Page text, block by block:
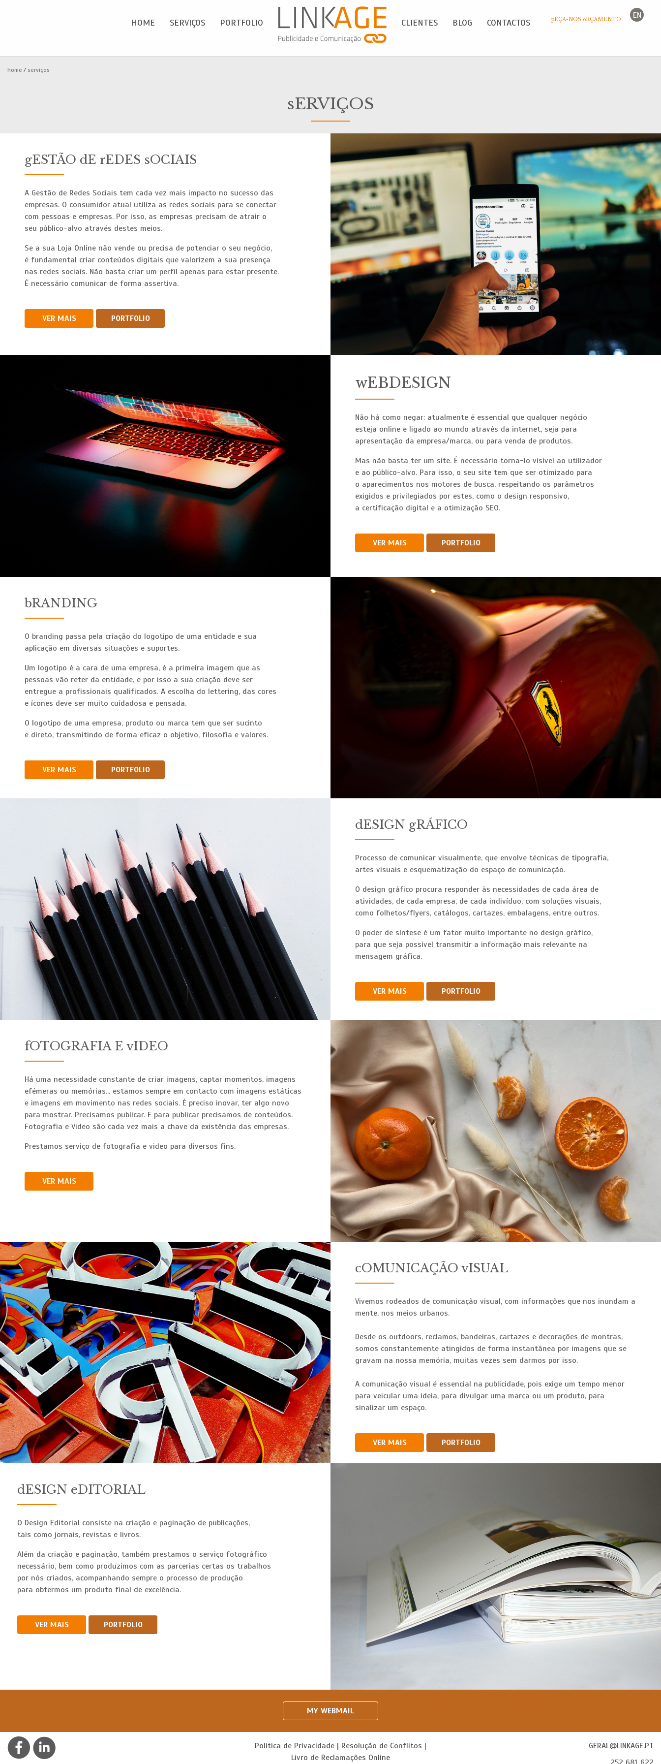
EN
Serviços
Blog
Contactos
HOME SERVIÇOS PORTFOLIO CLIENTES BLOG CONTACTOS pEÇA-NOS oRÇAMENTO
home serviços
sERVIÇOS
gESTÃO dE rEDES sOCIAIS
A Gestão de Redes Sociais tem cada vez mais impacto no sucesso das
empresas. O consumidor atual utiliza as redes sociais para se conectar
com pessoas e empresas. Por isso, as empresas precisam de atrair o
seu público-alvo através destes meios.
Se a sua Loja Online não vende ou precisa de potenciar o seu negócio,
é fundamental criar conteúdos digitais que valorizem a sua presença
nas redes sociais. Não basta criar um perfil apenas para estar presente.
É necessário comunicar de forma assertiva.
VER MAIS PORTFOLIO
wEBDESIGN
Não há como negar: atualmente é essencial que qualquer negócio
esteja online e ligado ao mundo através da internet, seja para
apresentação da empresa/marca, ou para venda de produtos.
Mas não basta ter um site. É necessário torna-lo visível ao utilizador
e ao público-alvo. Para isso, o seu site tem que ser otimizado para
o aparecimentos nos motores de busca, respeitando os parâmetros
exigidos e privilegiados por estes, como o design responsivo,
a certificação digital e a otimização SEO.
VER MAIS PORTFOLIO
bRANDING
O branding passa pela criação do logotipo de uma entidade e sua
aplicação em diversas situações e suportes.
Um logotipo é a cara de uma empresa, é a primeira imagem que as
pessoas vão reter da entidade, e por isso a sua criação deve ser
entregue a profissionais qualificados. A escolha do lettering, das cores
e ícones deve ser muito cuidadosa e pensada.
O logotipo de uma empresa, produto ou marca tem que ser sucinto
e direto, transmitindo de forma eficaz o objetivo, filosofia e valores.
VER MAIS PORTFOLIO
dESIGN gRÁFICO
Processo de comunicar visualmente, que envolve técnicas de tipografia,
artes visuais e esquematização do espaço de comunicação.
O design gráfico procura responder às necessidades de cada área de
atividades, de cada empresa, de cada indivíduo, com soluções visuais,
como folhetos/flyers, catálogos, cartazes, embalagens, entre outros.
O poder de síntese é um fator muito importante no design gráfico,
para que seja possível transmitir a informação mais relevante na
mensagem gráfica.
VER MAIS PORTFOLIO
fOTOGRAFIA E vIDEO
Há uma necessidade constante de criar imagens, captar momentos, imagens
efémeras ou memórias... estamos sempre em contacto com imagens estáticas
e imagens em movimento nas redes sociais. É preciso inovar, ter algo novo
para mostrar. Precisamos publicar. E para publicar precisamos de conteúdos.
Fotografia e Video são cada vez mais a chave da existência das empresas.
Prestamos serviço de fotografia e video para diversos fins.
VER MAIS
cOMUNICAÇÃO vISUAL
Vivemos rodeados de comunicação visual, com informações que nos inundam a
mente, nos meios urbanos.
Desde os outdoors, reclamos, bandeiras, cartazes e decorações de montras,
somos constantemente atingidos de forma instantânea por imagens que se
gravam na nossa memória, muitas vezes sem darmos por isso.
A comunicação visual é essencial na publicidade, pois exige um tempo menor
para veicular uma ideia, para divulgar uma marca ou um produto, para
sinalizar um espaço.
VER MAIS PORTFOLIO
dESIGN eDITORIAL
O Design Editorial consiste na criação e paginação de publicações,
tais como jornais, revistas e livros.
Além da criação e paginação, também prestamos o serviço fotográfico
necessário, bem como produzimos com as parcerias certas os trabalhos
por nós criados, acompanhando sempre o processo de produção
para obtermos um produto final de excelência.
VER MAIS PORTFOLIO
MY WEBMAIL
Política de Privacidade| Resolução de Conflitos |
Livro de Reclamações Online
GERAL@LINKAGE.PT